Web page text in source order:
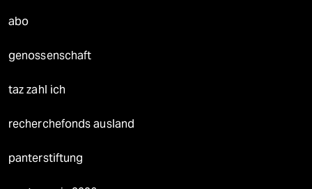
abo
genossenschaft
taz zahl ich
recherchefonds ausland
panterstiftung